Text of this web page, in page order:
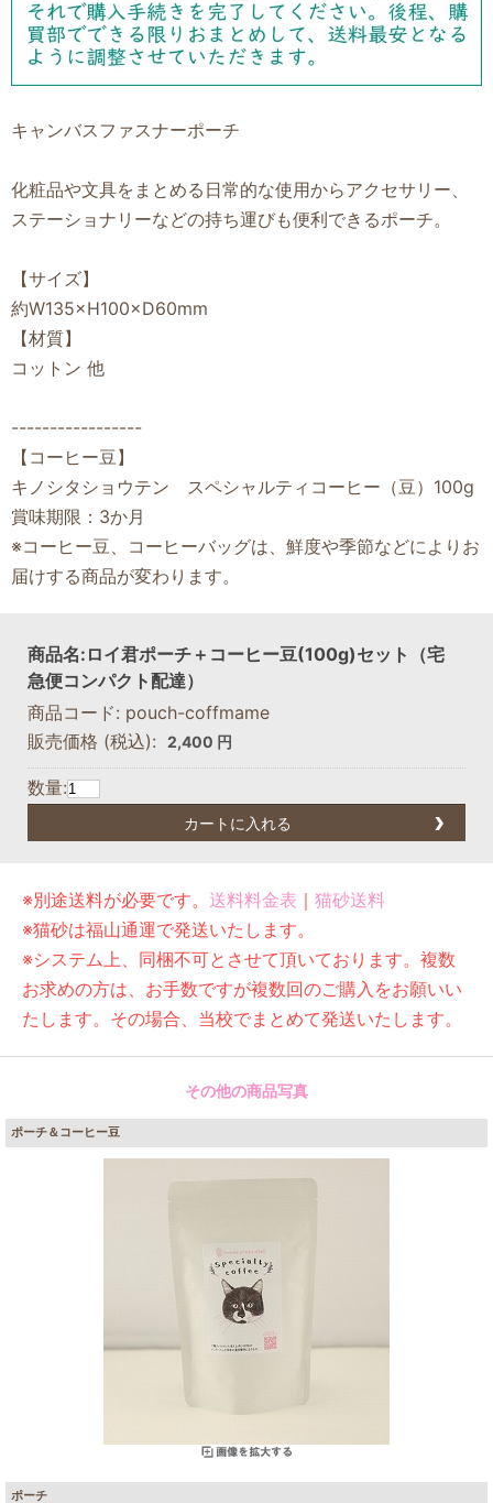
キャンバスファスナーポーチ
化粧品や文具をまとめる日常的な使用からアクセサリー、
ステーショナリーなどの持ち運びも便利できるポーチ。
【サイズ】
約W135×H100×D60mm
【材質】
コットン 他
-----------------
【コーヒー豆】
キノシタショウテン スペシャルティコーヒー（豆）100g
賞味期限：3か月
※コーヒー豆、コーヒーバッグは、鮮度や季節などによりお
届けする商品が変わります。
商品名:ロイ君ポーチ＋コーヒー豆(100g)セット（宅
急便コンパクト配達）
商品コード: pouch-coffmame
販売価格 (税込): 2,400 円
数量:
カートに入れる
※別途送料が必要です。 送料料金表 ｜ 猫砂送料
※猫砂は福山通運で発送いたします。
※システム上、同梱不可とさせて頂いております。複数
お求めの方は、お手数ですが複数回のご購入をお願いい
たします。その場合、当校でまとめて発送いたします。
その他の商品写真
ポーチ＆コーヒー豆
ポーチ